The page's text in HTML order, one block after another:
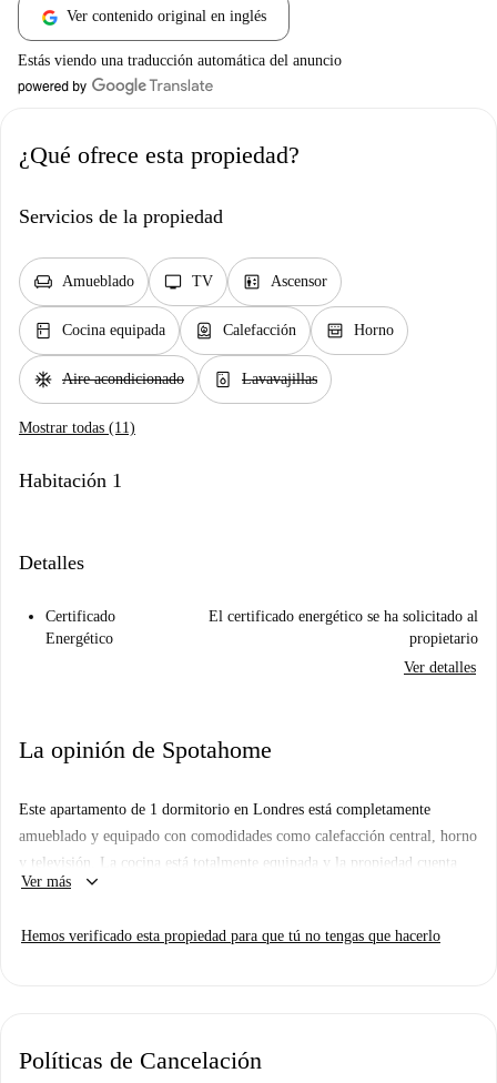
Ver contenido original en inglés
Estás viendo una traducción automática del anuncio
¿Qué ofrece esta propiedad?
Servicios de la propiedad
chair Amueblado tv TV elevator Ascensor
kitchen Cocina equipada water_heater Calefacción oven_gen Horno
ac_unit Aire acondicionado dishwasher_gen Lavavajillas
Mostrar todas (11)
Habitación 1
Detalles
Certificado
Energético
El certificado energético se ha solicitado al
propietario
Ver detalles
La opinión de Spotahome
Este apartamento de 1 dormitorio en Londres está completamente
amueblado y equipado con comodidades como calefacción central, horno
y televisión. La cocina está totalmente equipada y la propiedad cuenta
con servicios como ascensor. El wifi y todos los gastos (luz, gas y agua)
ha sido revisada por Spotahome.
de interés cultural e histórico de la zona, lo que le garantiza una
Ver más keyboard_arrow_down
Hemos verificado esta propiedad para que tú no tengas que hacerlo
Políticas de Cancelación